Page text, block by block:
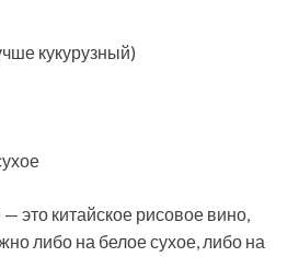
кукурузный)
это китайское рисовое вино,
либо на белое сухое, либо на